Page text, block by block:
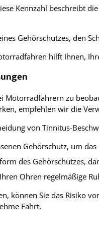
Kennzahl beschreibt
Gehörschutzes, den
hilft Ihnen,
Motorradfahrern zu
empfehlen wir die
von Tinnitus-
Gehörschutz, um
des Gehörschutzes,
Ohren regelmäßige
können Sie das Risiko
Fahrt.